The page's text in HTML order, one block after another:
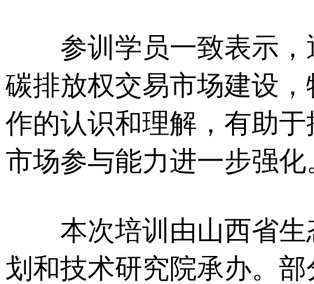
参训学员一致表示，
碳排放权交易市场建设
作的认识和理解，有助
市场参与能力进一步强化
本次培训由山西省生
划和技术研究院承办。